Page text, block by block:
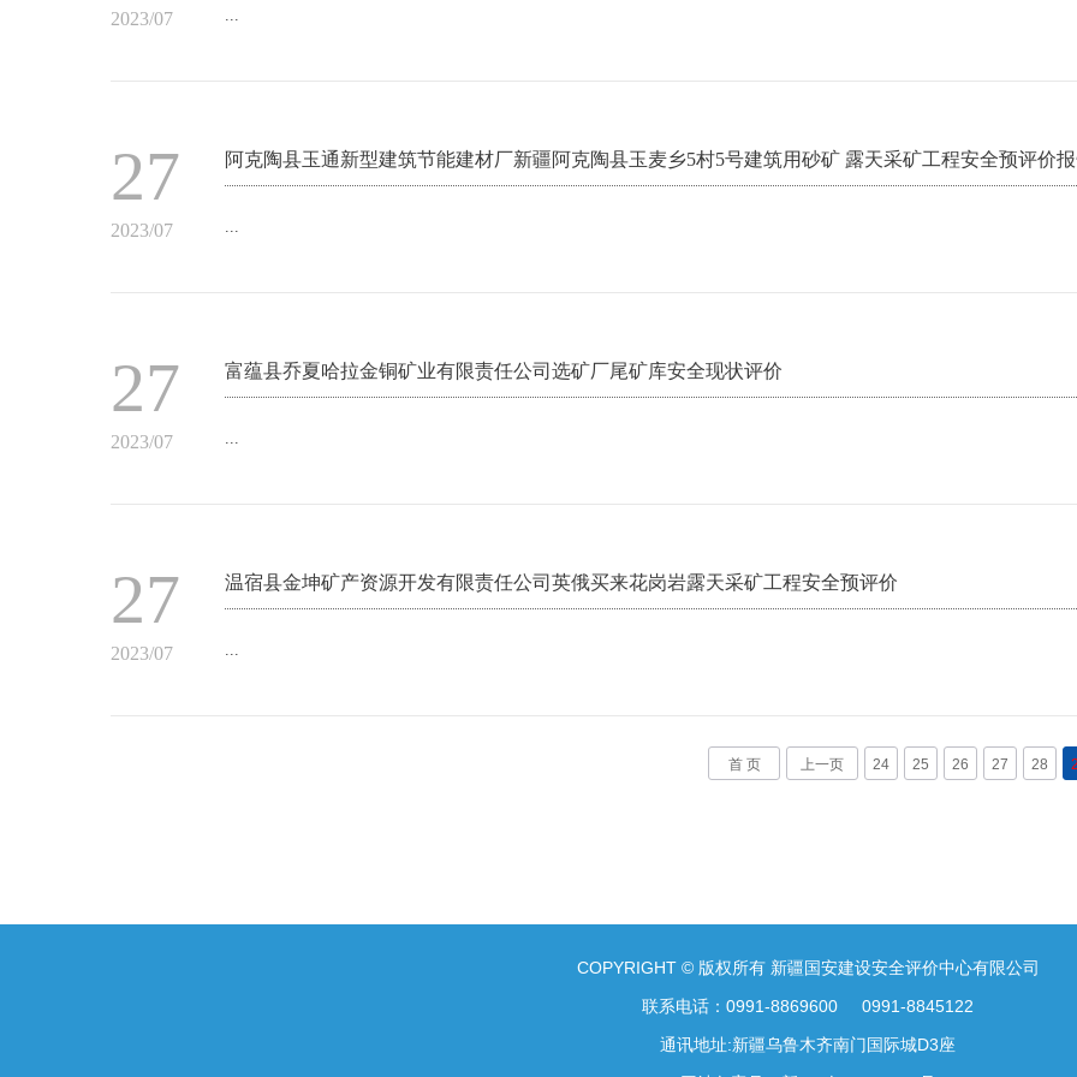
2023/07
27
2023/07
阿克陶县玉通新型建筑节能建材厂新疆阿克陶县玉麦乡5村5号建筑用砂矿 露天采矿工程安全预评价
27
2023/07
富蕴县乔夏哈拉金铜矿业有限责任公司选矿厂尾矿库安全现状评价
27
2023/07
温宿县金坤矿产资源开发有限责任公司英俄买来花岗岩露天采矿工程安全预评价
首 页 上一页 24 25 26 27 28
COPYRIGHT © 版权所有 新疆国安建设安全评价中心有限公司
联系电话：0991-8869600 0991-8845122
通讯地址:新疆乌鲁木齐南门国际城D3座